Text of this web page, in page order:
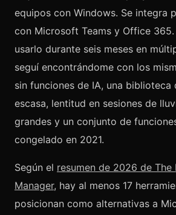
equipos con Windows. Se integra
con Microsoft Teams y Office
usarlo durante seis meses en
seguí encontrándome con los
sin funciones de IA, una biblioteca
escasa, lentitud en sesiones de
grandes y un conjunto de
congelado en 2021.
Según el resumen de 2026 de
Manager, hay al menos 17
posicionan como alternativas a